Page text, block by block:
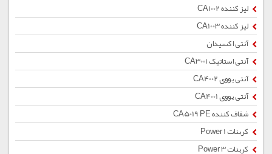
لیز کننده CA1002
لیز کننده CA1003
آنتی اکسیدان
آنتی استاتیک CA3001
آنتی یووی CA4002
آنتی یووی CA4001
شفاف کننده CA5019 PE
کربنات Power 1
کربنات Power 3